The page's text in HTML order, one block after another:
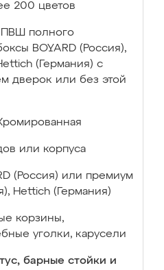
200 цветов
ПВШ полного
BOYARD (Россия),
(Германия) с
дверок или без этой
или корпуса
(Россия) или премиум
Hettich (Германия)
корзины,
уголки, карусели
барные стойки и